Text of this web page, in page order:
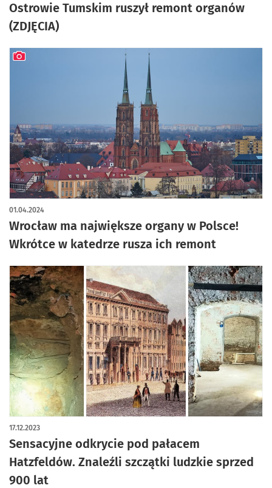
Ostrowie Tumskim ruszył remont organów
(ZDJĘCIA)
Wrocław ma największe organy w Polsce!
Wkrótce w katedrze rusza ich remont
01.04.2024
artykuł z galerią zdjęć
Sensacyjne odkrycie pod pałacem
Hatzfeldów. Znaleźli szczątki ludzkie sprzed
900 lat
17.12.2023